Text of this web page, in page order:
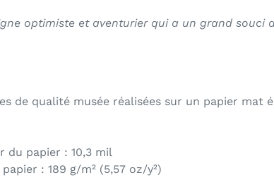
optimiste et aventurier qui a un grand souci
de qualité musée réalisées sur un papier mat
du papier : 10,3 mil
: 189 g/m² (5,57 oz/y²)